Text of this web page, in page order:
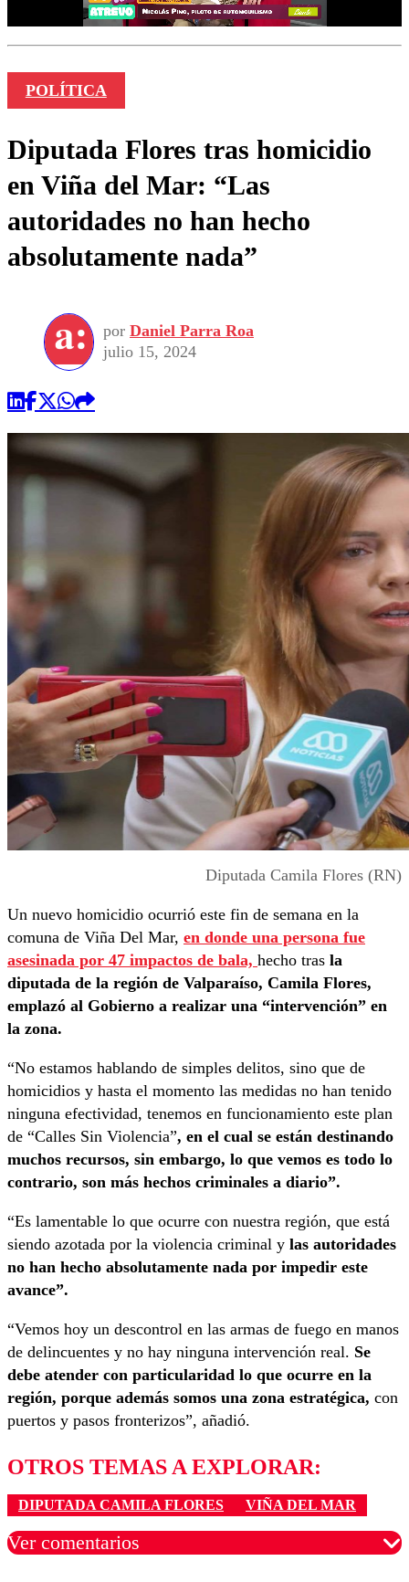
POLÍTICA
Diputada Flores tras homicidio
en Viña del Mar: “Las
autoridades no han hecho
absolutamente nada”
por Daniel Parra Roa
julio 15, 2024
Diputada Camila Flores (RN)
Un nuevo homicidio ocurrió este fin de semana en la
comuna de Viña Del Mar, en donde una persona fue
asesinada por 47 impactos de bala, hecho tras la
diputada de la región de Valparaíso, Camila Flores,
emplazó al Gobierno a realizar una “intervención” en
la zona.
“No estamos hablando de simples delitos, sino que de
homicidios y hasta el momento las medidas no han tenido
ninguna efectividad, tenemos en funcionamiento este plan
de “Calles Sin Violencia”, en el cual se están destinando
muchos recursos, sin embargo, lo que vemos es todo lo
contrario, son más hechos criminales a diario”.
“Es lamentable lo que ocurre con nuestra región, que está
siendo azotada por la violencia criminal y las autoridades
no han hecho absolutamente nada por impedir este
avance”.
“Vemos hoy un descontrol en las armas de fuego en manos
de delincuentes y no hay ninguna intervención real. Se
debe atender con particularidad lo que ocurre en la
región, porque además somos una zona estratégica, con
puertos y pasos fronterizos”, añadió.
OTROS TEMAS A EXPLORAR:
DIPUTADA CAMILA FLORES VIÑA DEL MAR
Ver comentarios